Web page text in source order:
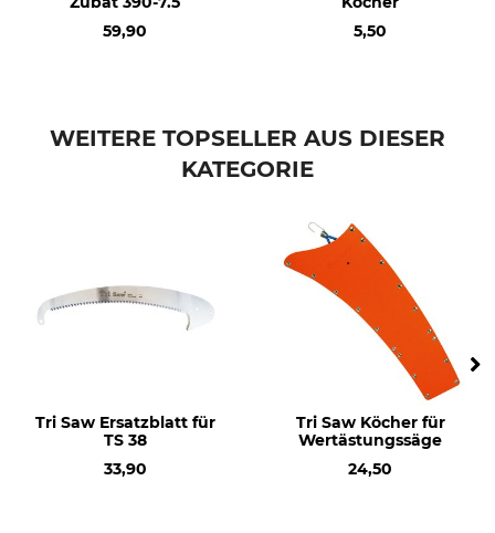
59,90
5,50
WEITERE TOPSELLER AUS DIESER
KATEGORIE
Tri Saw Ersatzblatt für
TS 38
33,90
Tri Saw Köcher für
Wertästungssäge
24,50